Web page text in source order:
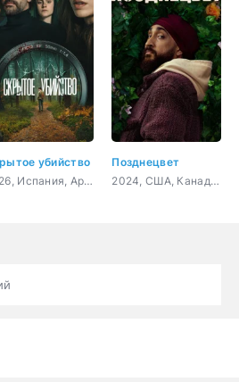
убийство
2026, Испания, Аргентина, триллер, криминал, детектив
Позднецвет
2024, США, Канада, драма, комедия